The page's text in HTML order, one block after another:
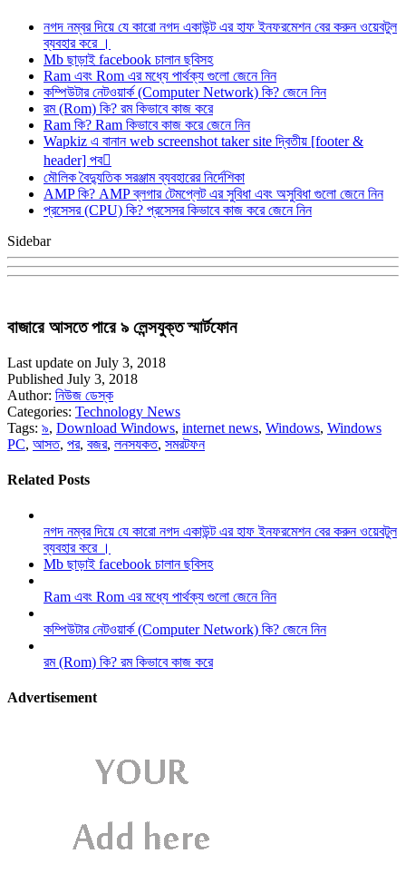
নগদ নম্বর দিয়ে যে কারো নগদ একাউন্ট এর হাফ ইনফরমেশন বের করুন ওয়েবটুল
ব্যবহার করে ।
Mb ছাড়াই facebook চালান ছবিসহ
Ram এবং Rom এর মধ্যে পার্থক্য গুলো জেনে নিন
কম্পিউটার নেটওয়ার্ক (Computer Network) কি? জেনে নিন
রম (Rom) কি? রম কিভাবে কাজ করে
Ram কি? Ram কিভাবে কাজ করে জেনে নিন
Wapkiz এ বানান web screenshot taker site দ্বিতীয় [footer &
header] পব
মৌলিক বৈদ্যুতিক সরঞ্জাম ব্যবহারের নির্দেশিকা
AMP কি? AMP ব্লগার টেমপ্লেট এর সুবিধা এবং অসুবিধা গুলো জেনে নিন
প্রসেসর (CPU) কি? প্রসেসর কিভাবে কাজ করে জেনে নিন
Sidebar
বাজারে আসতে পারে ৯ লেন্সযুক্ত স্মার্টফোন
Last update on July 3, 2018
Published July 3, 2018
Author: নিউজ ডেস্ক
Categories: Technology News
Tags: ৯, Download Windows, internet news, Windows, Windows
PC, আসত, পর, বজর, লনসযকত, সমরটফন
Related Posts
নগদ নম্বর দিয়ে যে কারো নগদ একাউন্ট এর হাফ ইনফরমেশন বের করুন ওয়েবটুল
ব্যবহার করে ।
Mb ছাড়াই facebook চালান ছবিসহ
Ram এবং Rom এর মধ্যে পার্থক্য গুলো জেনে নিন
কম্পিউটার নেটওয়ার্ক (Computer Network) কি? জেনে নিন
রম (Rom) কি? রম কিভাবে কাজ করে
Advertisement